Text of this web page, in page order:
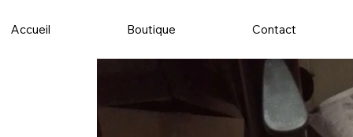
Accueil Boutique Contact